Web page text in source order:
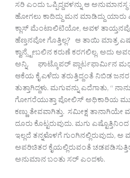
ಸರಿ ಎಂದು ಒಪ್ಪಿದ್ದವಳನ್ನು ಆ
ಹೋಗಲು ಕಾದಿದ್ದು ಮನ ಮಾಡಿದ್ದು
ಕ್ಲಾಸ್ ಮೆಂಟಾಲಿಟಿಯೋ, ಅವಳ
ಹೆಣ್ತನವೋ ಗೊತ್ತಿಲ್ಲ? ಆ ತಾಯಿ ಮಾತ್ರ
ಕ್ವಾನ್ಸ್ಟೇಬಲಿನ ಕರುಣೆ ಕರಗಲಿಲ್ಲ. ಅದು
ಅನ್ನಿ. ಘಾಟ್ಕೊಪರ್ ಪ್ಲಾರ್ಟಫಾರ್ಮಿನ
ಆಕೆಯ ಕೈ ಎಳೆದು ತರುತ್ತಿದ್ದಂತೆ ನಿಬಿಡ
ತುತ್ತಾಗಿದ್ದಳು. ಮಗುವನ್ನು ಎದೆಗಾತು, “
ಗೋಗರೆಯುತ್ತಾ ಪೋಲಿಸ್ ಅಧಿಕಾರಿಯ
ಕಣ್ಣು ತೇವವಾಗಿತ್ತು. ಸಮೀಕ್ಷ ತಾನಾಗಿಯೇ
ದೂರು ಕೊಟ್ಟರುವುದು. ಮಗು
ಇಲ್ಲದೆ ತನ್ನಳೊಳಗೆ
ಅಪರಿಚಿತರ ಕೈಯಲ್ಲಿರುವಂತೆ
ಅನುಮಾನ ಬಂತು ಸರ್ ಎಂದಳು.